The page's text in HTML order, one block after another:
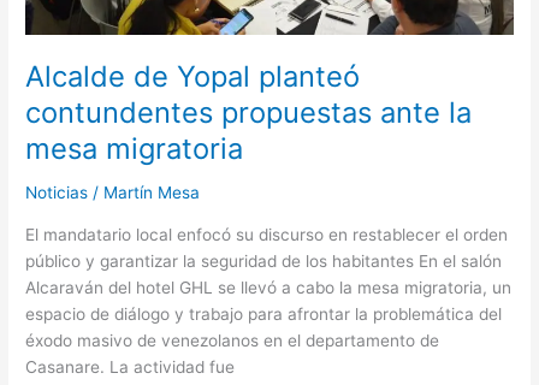
Alcalde de Yopal planteó
contundentes propuestas ante la
mesa migratoria
Noticias / Martín Mesa
El mandatario local enfocó su discurso en restablecer el orden
público y garantizar la seguridad de los habitantes En el salón
Alcaraván del hotel GHL se llevó a cabo la mesa migratoria, un
espacio de diálogo y trabajo para afrontar la problemática del
éxodo masivo de venezolanos en el departamento de
Casanare. La actividad fue